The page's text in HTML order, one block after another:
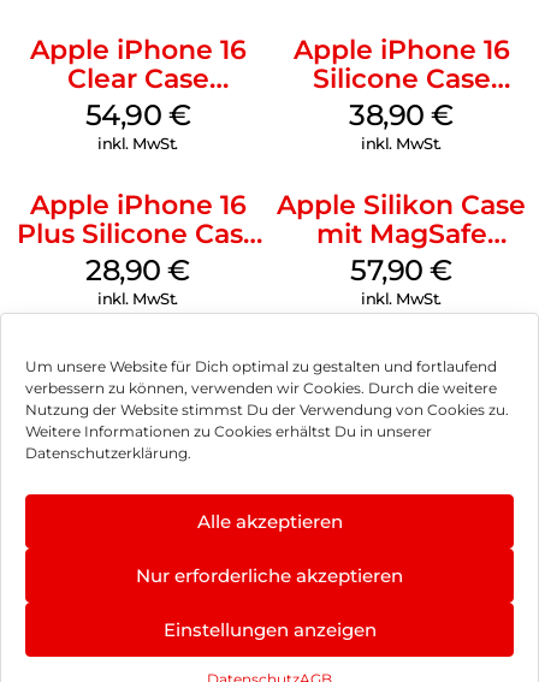
Um unsere Website für Dich optimal zu gestalten und fortlaufend
verbessern zu können, verwenden wir Cookies. Durch die weitere
Nutzung der Website stimmst Du der Verwendung von Cookies zu.
Weitere Informationen zu Cookies erhältst Du in unserer
Datenschutzerklärung.
Alle akzeptieren
Nur erforderliche akzeptieren
Einstellungen anzeigen
Apple iPhone 16
Clear Case
MagSafe
Transparent
54,90 €
inkl. MwSt.
Apple iPhone 16
Silicone Case
MagSafe
Ultramarine
38,90€
inkl. MwSt.
Apple iPhone 16
Plus Silicone Case
MagSafe Black
28,90€
inkl. MwSt.
Apple Silikon Case
mit MagSafe
iPhone 14 Pro
(PRODUCT)RED
57,90€
inkl. MwSt.
Impressum
Hinweis zur Batterieentsorgung
Newsletter ★★★★★